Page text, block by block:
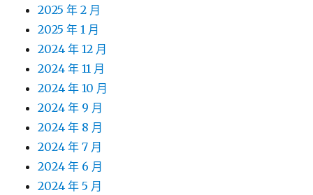
2025 年 2 月
2025 年 1 月
2024 年 12 月
2024 年 11 月
2024 年 10 月
2024 年 9 月
2024 年 8 月
2024 年 7 月
2024 年 6 月
2024 年 5 月